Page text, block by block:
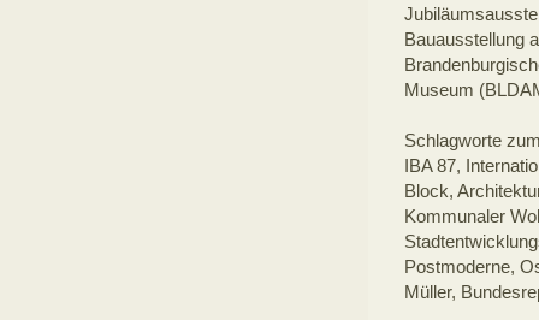
Bauausstellung
Museum
Schlagworte
IBA 87,
Block,
Kommunaler
Postmoderne,
Müller,